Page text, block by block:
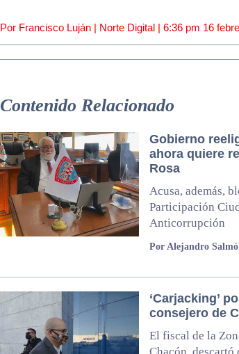
Por Francisco Luján | Norte Digital | 6:36 pm 16
Contenido Relacionado
Gobierno
ahora quiere
Rosa
Acusa, además,
Participación
Anticorrupción
Por Alejandro
‘Carjacking’
consejero de
El fiscal de la
Chacón, descartó